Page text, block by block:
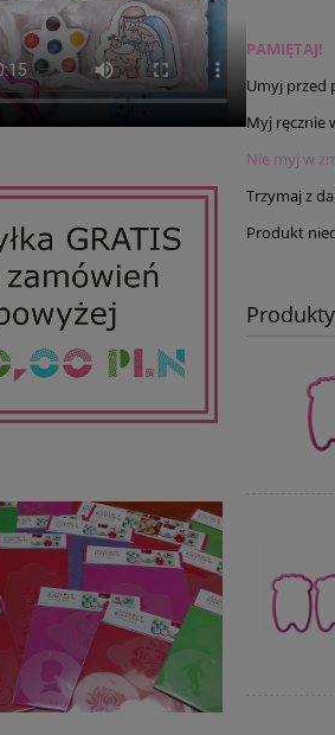
PAMIĘTAJ!
Umyj przed
Myj ręcznie
Nie myj w
Trzymaj z
Produkt